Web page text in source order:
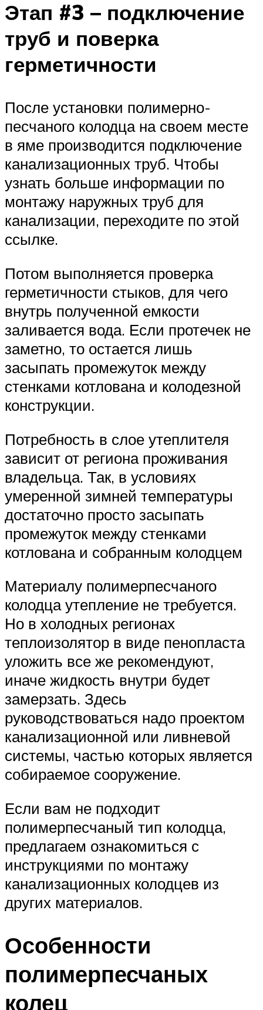
Этап #3 – подключение
труб и поверка
герметичности
После установки полимерно-
песчаного колодца на своем месте
в яме производится подключение
канализационных труб. Чтобы
узнать больше информации по
монтажу наружных труб для
канализации, переходите по этой
ссылке.
Потом выполняется проверка
герметичности стыков, для чего
внутрь полученной емкости
заливается вода. Если протечек не
заметно, то остается лишь
засыпать промежуток между
стенками котлована и колодезной
конструкции.
Потребность в слое утеплителя
зависит от региона проживания
владельца. Так, в условиях
умеренной зимней температуры
достаточно просто засыпать
промежуток между стенками
котлована и собранным колодцем
Материалу полимерпесчаного
колодца утепление не требуется.
Но в холодных регионах
теплоизолятор в виде пенопласта
уложить все же рекомендуют,
иначе жидкость внутри будет
замерзать. Здесь
руководствоваться надо проектом
канализационной или ливневой
системы, частью которых является
собираемое сооружение.
Если вам не подходит
полимерпесчаный тип колодца,
предлагаем ознакомиться с
инструкциями по монтажу
канализационных колодцев из
других материалов.
Особенности
полимерпесчаных
колец